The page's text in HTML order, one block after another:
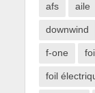
afs aile
downwind
f-one
foil